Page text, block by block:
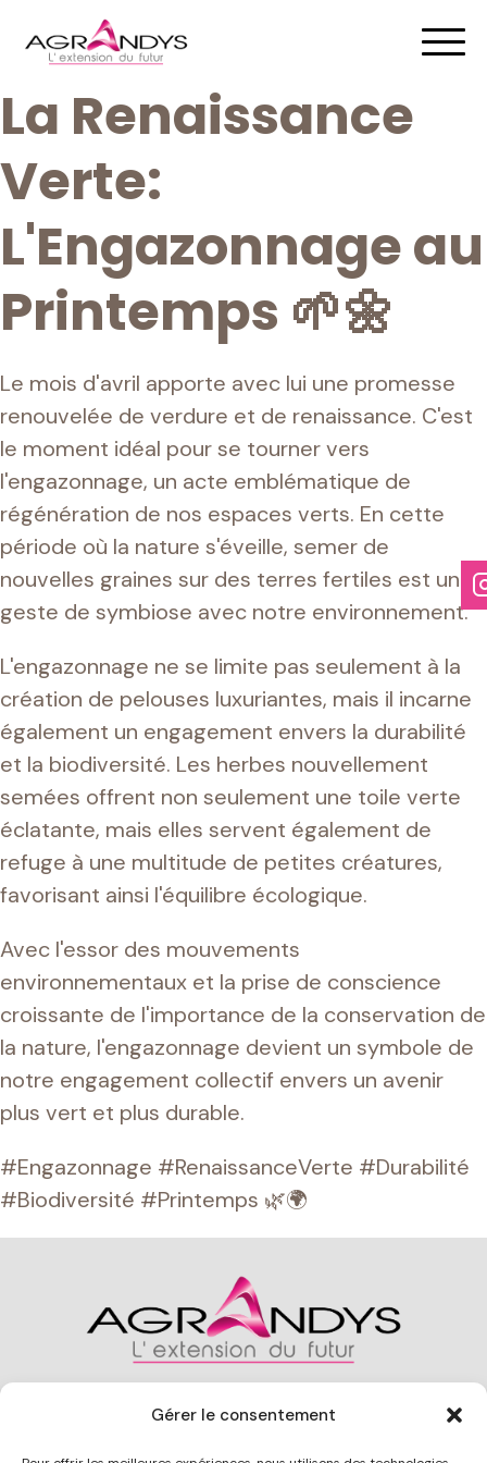
Gérer le consentement
La Renaissance
Verte:
L'Engazonnage au
Printemps 🌱🌼
Le mois d'avril apporte avec lui une promesse
renouvelée de verdure et de renaissance. C'est
le moment idéal pour se tourner vers
l'engazonnage, un acte emblématique de
régénération de nos espaces verts. En cette
période où la nature s'éveille, semer de
nouvelles graines sur des terres fertiles est un
geste de symbiose avec notre environnement.
L'engazonnage ne se limite pas seulement à la
création de pelouses luxuriantes, mais il incarne
également un engagement envers la durabilité
et la biodiversité. Les herbes nouvellement
semées offrent non seulement une toile verte
éclatante, mais elles servent également de
refuge à une multitude de petites créatures,
favorisant ainsi l'équilibre écologique.
Avec l'essor des mouvements
environnementaux et la prise de conscience
croissante de l'importance de la conservation de
la nature, l'engazonnage devient un symbole de
notre engagement collectif envers un avenir
plus vert et plus durable.
#Engazonnage #RenaissanceVerte #Durabilité
#Biodiversité #Printemps 🌿🌍